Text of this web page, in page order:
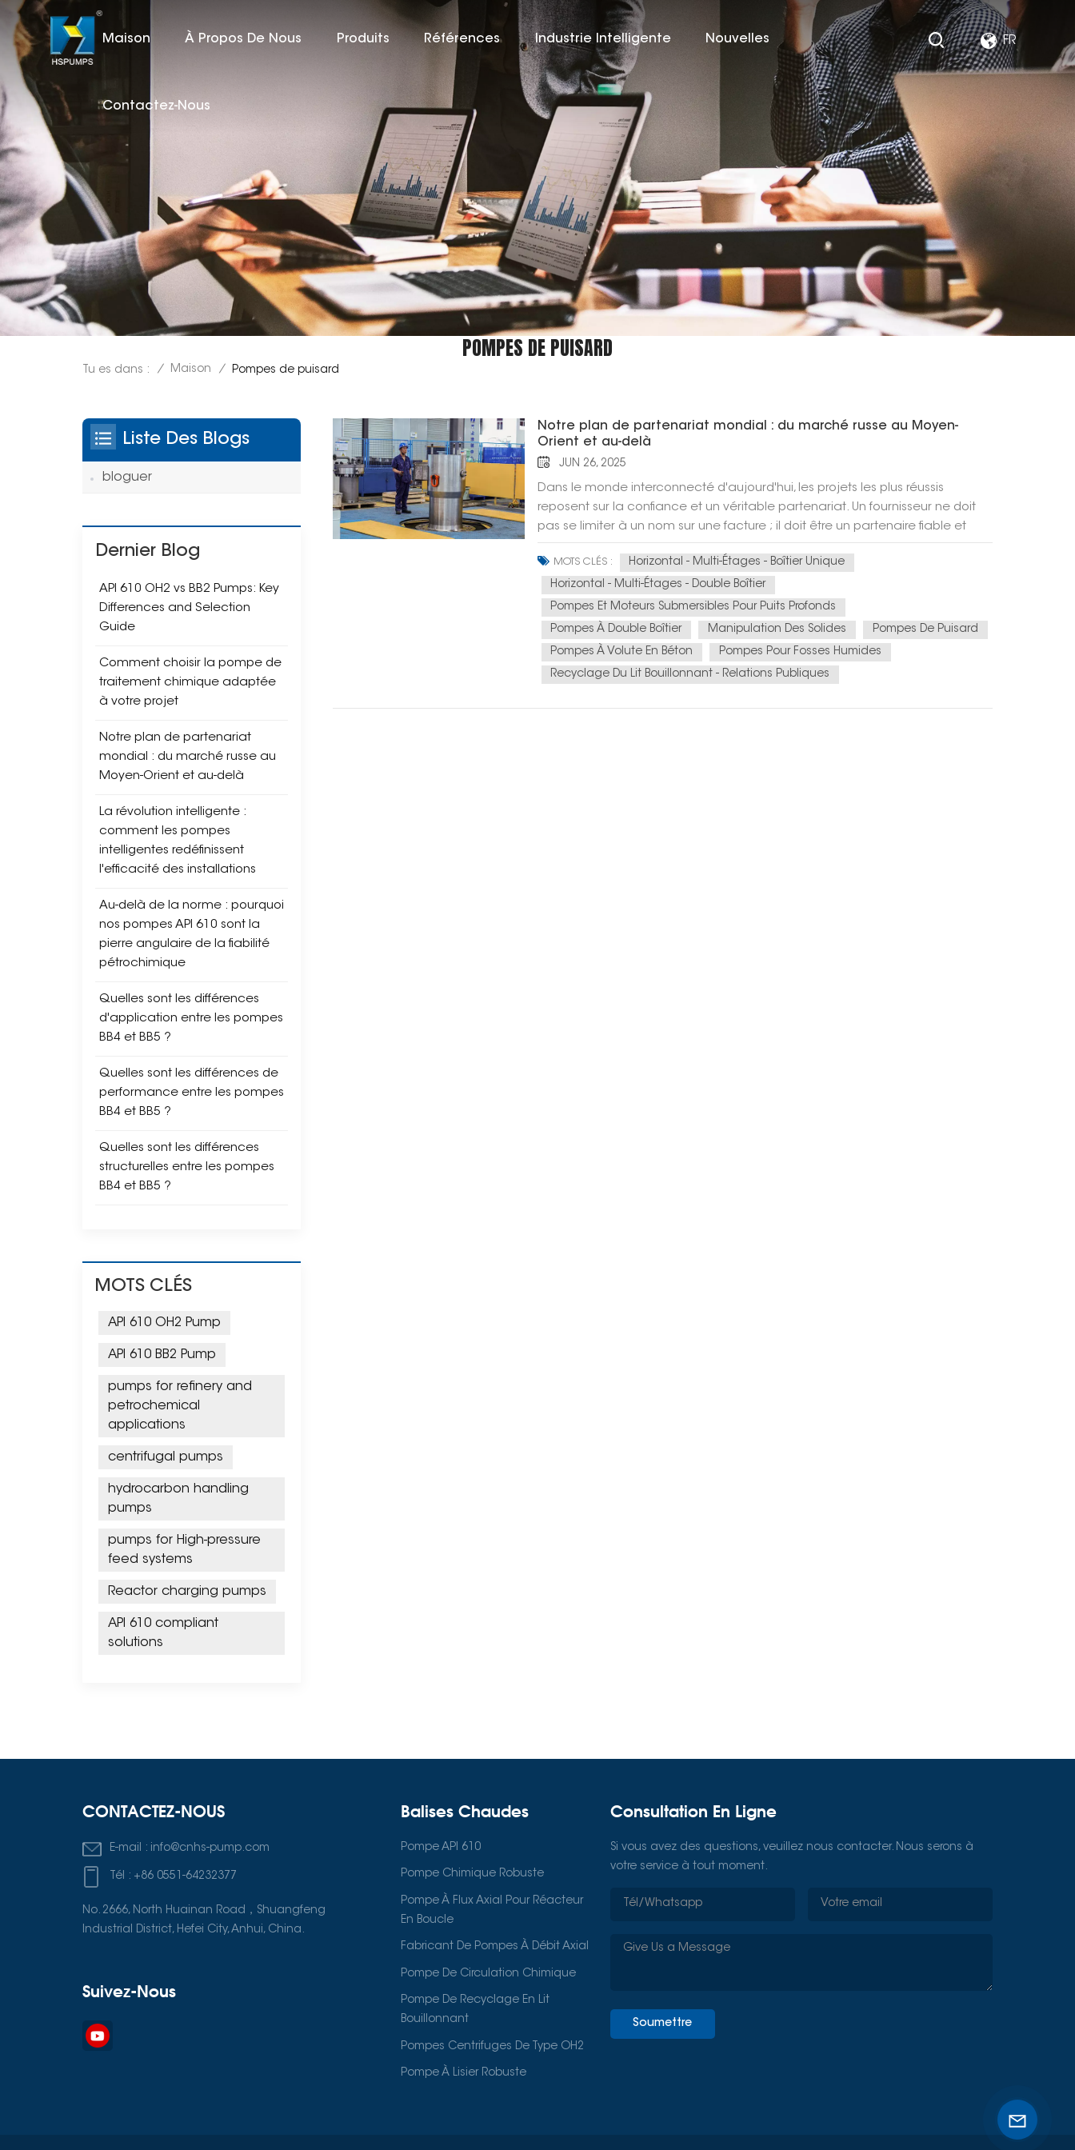
Maison À Propos De Nous Produits Références Industrie Intelligente Nouvelles
Contactez-Nous
FR
POMPES DE PUISARD
Tu es dans : / Maison / Pompes de puisard
Notre plan de partenariat mondial : du marché russe au Moyen-
Orient et au-delà
JUN 26, 2025
Dans le monde interconnecté d'aujourd'hui, les projets les plus réussis
reposent sur la confiance et un véritable partenariat. Un fournisseur ne doit
pas se limiter à un nom sur une facture ; il doit être un partenaire fiable et
investi dans votre réussite, quelle que soit la situation géographique ou la
complexité du marché.Hefei Huasheng (CNHS) a bâti sa réputation sur ce
principe même. Notre parcours, de leader national à partenaire international
de confiance, est une histoire d'ambition, de fiabilité et d'engagement à
accompagner nos clients dans leur croissance.Succès avéré, ambition
mondialeNos succès significatifs sur le dynamique marché russe n'étaient
qu'un début. Nous avons prouvé que notre technologie, notre qualité et notre
expertise en gestion de projet répondaient aux normes internationales les
MOTS CLÉS :
Horizontal - Multi-Étages - Boîtier Unique
Horizontal - Multi-Étages - Double Boîtier
Pompes Et Moteurs Submersibles Pour Puits Profonds
Pompes À Double Boîtier
Manipulation Des Solides
Pompes De Puisard
Pompes À Volute En Béton
Pompes Pour Fosses Humides
Recyclage Du Lit Bouillonnant - Relations Publiques
Liste Des Blogs
bloguer
Dernier Blog
API 610 OH2 vs BB2 Pumps: Key
Differences and Selection
Guide
Comment choisir la pompe de
traitement chimique adaptée
à votre projet
Notre plan de partenariat
mondial : du marché russe au
Moyen-Orient et au-delà
La révolution intelligente :
comment les pompes
intelligentes redéfinissent
l'efficacité des installations
Au-delà de la norme : pourquoi
nos pompes API 610 sont la
pierre angulaire de la fiabilité
pétrochimique
Quelles sont les différences
d'application entre les pompes
BB4 et BB5 ?
Quelles sont les différences de
performance entre les pompes
BB4 et BB5 ?
Quelles sont les différences
structurelles entre les pompes
BB4 et BB5 ?
MOTS CLÉS
API 610 OH2 Pump
API 610 BB2 Pump
pumps for refinery and
petrochemical
applications
centrifugal pumps
hydrocarbon handling
pumps
pumps for High-pressure
feed systems
Reactor charging pumps
API 610 compliant
solutions
CONTACTEZ-NOUS
E-mail : info@cnhs-pump.com
Tél : +86 0551-64232377
No. 2666, North Huainan Road，Shuangfeng
Industrial District, Hefei City, Anhui, China.
Suivez-Nous
Balises Chaudes
Pompe API 610
Pompe Chimique Robuste
Pompe À Flux Axial Pour Réacteur
En Boucle
Fabricant De Pompes À Débit Axial
Pompe De Circulation Chimique
Pompe De Recyclage En Lit
Bouillonnant
Pompes Centrifuges De Type OH2
Pompe À Lisier Robuste
Consultation En Ligne
Si vous avez des questions, veuillez nous contacter. Nous serons à
votre service à tout moment.
Soumettre